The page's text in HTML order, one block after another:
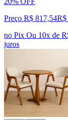
Preço R$ 817,54R$
no Pix Ou 10x de
juros